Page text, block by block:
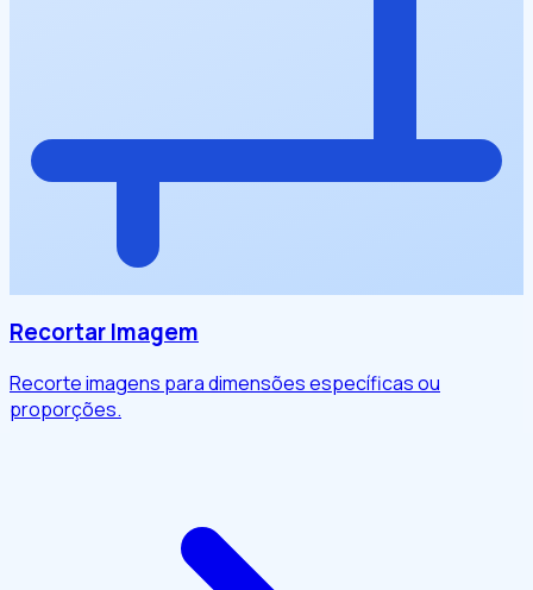
Recortar Imagem
Recorte imagens para dimensões específicas ou
proporções.